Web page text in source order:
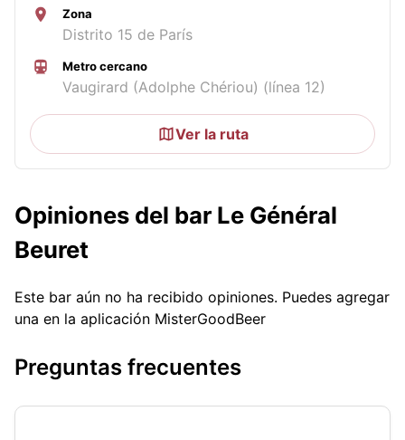
Zona
Distrito 15 de París
Metro cercano
Vaugirard (Adolphe Chériou) (línea 12)
Ver la ruta
Opiniones del bar Le Général
Beuret
Este bar aún no ha recibido opiniones. Puedes agregar
una en la aplicación MisterGoodBeer
Preguntas frecuentes